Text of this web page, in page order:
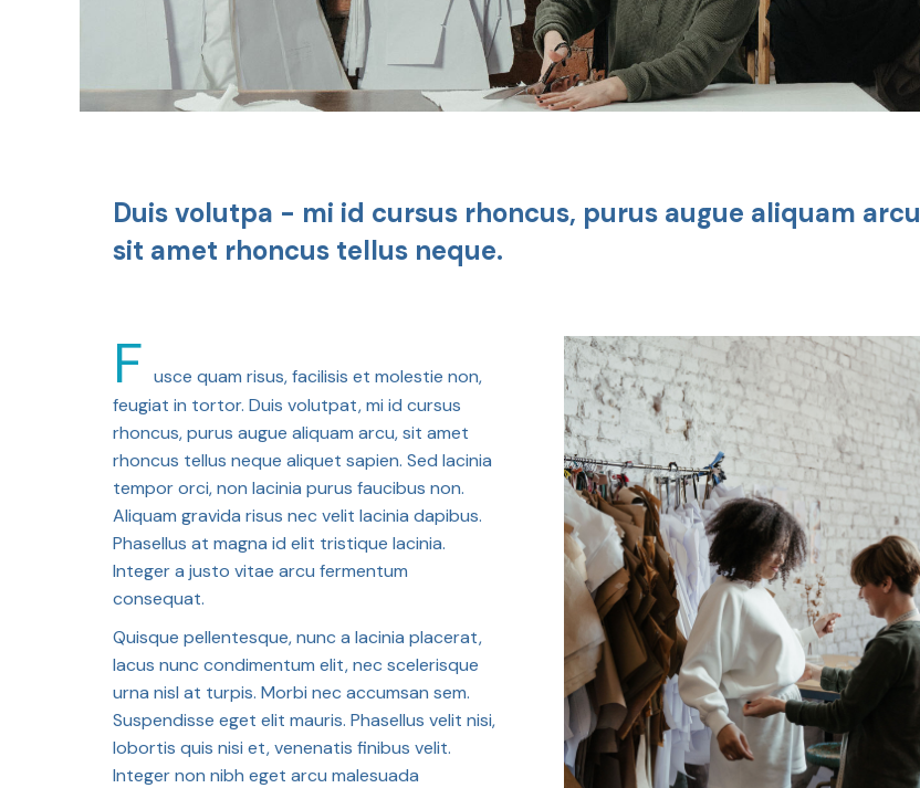
Duis volutpa - mi id cursus rhoncus, purus augue aliquam arcu
sit amet rhoncus tellus neque.
F usce quam risus, facilisis et molestie non,
feugiat in tortor. Duis volutpat, mi id cursus
rhoncus, purus augue aliquam arcu, sit amet
rhoncus tellus neque aliquet sapien. Sed lacinia
tempor orci, non lacinia purus faucibus non.
Aliquam gravida risus nec velit lacinia dapibus.
Phasellus at magna id elit tristique lacinia.
Integer a justo vitae arcu fermentum
consequat.
Quisque pellentesque, nunc a lacinia placerat,
lacus nunc condimentum elit, nec scelerisque
urna nisl at turpis. Morbi nec accumsan sem.
Suspendisse eget elit mauris. Phasellus velit nisi,
lobortis quis nisi et, venenatis finibus velit.
Integer non nibh eget arcu malesuada